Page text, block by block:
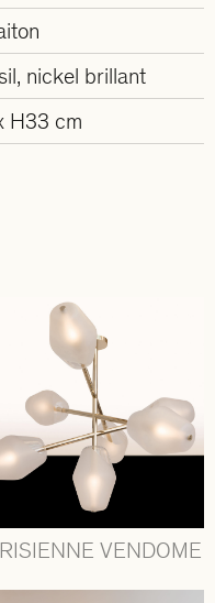
nickel brillant
H33 cm
VENDOME